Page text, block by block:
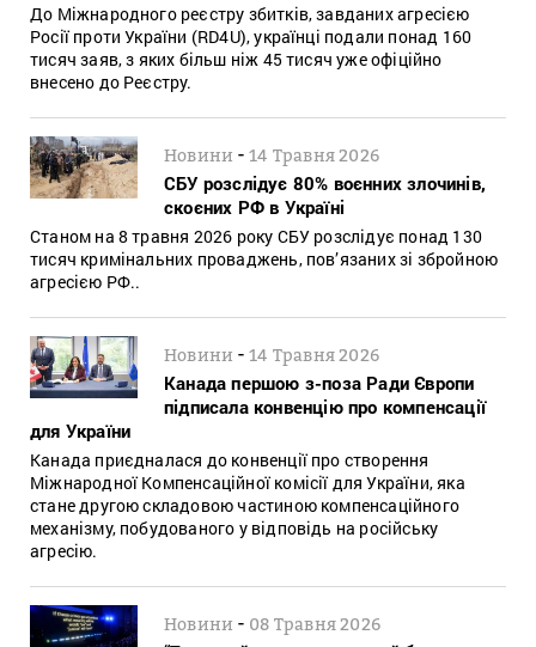
До Міжнародного реєстру збитків, завданих агресією
Росії проти України (RD4U), українці подали понад 160
тисяч заяв, з яких більш ніж 45 тисяч уже офіційно
внесено до Реєстру.
Новини -14 Травня 2026
СБУ розслідує 80% воєнних злочинів,
скоєних РФ в Україні
Станом на 8 травня 2026 року СБУ розслідує понад 130
тисяч кримінальних проваджень, пов’язаних зі збройною
агресією РФ..
Новини -14 Травня 2026
Канада першою з-поза Ради Європи
підписала конвенцію про компенсації
для України
Канада приєдналася до конвенції про створення
Міжнародної Компенсаційної комісії для України, яка
стане другою складовою частиною компенсаційного
механізму, побудованого у відповідь на російську
агресію.
Новини - 08 Травня 2026